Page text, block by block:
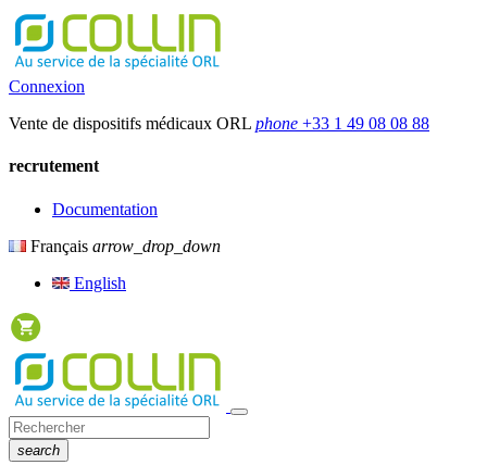
Connexion
Vente de dispositifs médicaux ORL phone +33 1 49 08 08 88
recrutement
Documentation
Français arrow_drop_down
English
search